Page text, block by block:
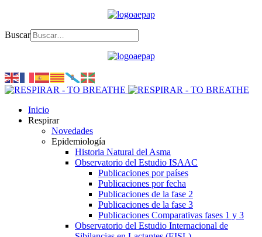
Buscar
Inicio
Respirar
Novedades
Epidemiología
Historia Natural del Asma
Observatorio del Estudio ISAAC
Publicaciones por países
Publicaciones por fecha
Publicaciones de la fase 2
Publicaciones de la fase 3
Publicaciones Comparativas fases 1 y 3
Observatorio del Estudio Internacional de